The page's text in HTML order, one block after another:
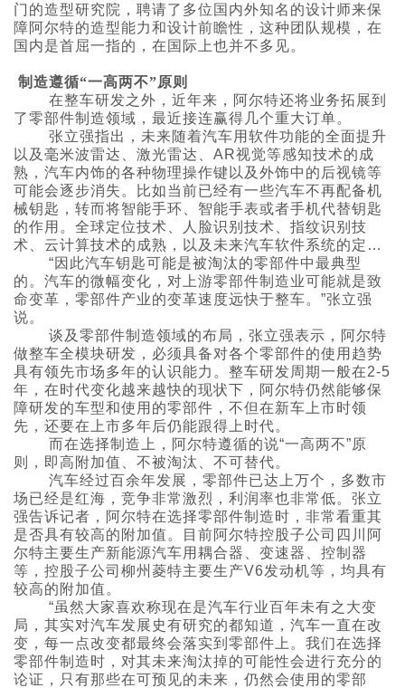
门的造型研究院，聘请了多位国内外知名的设计师来保
障阿尔特的造型能力和设计前瞻性，这种团队规模，在
国内是首屈一指的，在国际上也并不多见。
制造遵循“一高两不”原则
在整车研发之外，近年来，阿尔特还将业务拓展到
了零部件制造领域，最近接连赢得几个重大订单。
张立强指出，未来随着汽车用软件功能的全面提升
以及毫米波雷达、激光雷达、AR视觉等感知技术的成
熟，汽车内饰的各种物理操作键以及外饰中的后视镜等
可能会逐步消失。比如当前已经有一些汽车不再配备机
械钥匙，转而将智能手环、智能手表或者手机代替钥匙
的作用。全球定位技术、人脸识别技术、指纹识别技
术、云计算技术的成熟，以及未来汽车软件系统的定制
化配置，将使汽车防盗系统更为牢固。
“因此汽车钥匙可能是被淘汰的零部件中最典型
的。汽车的微幅变化，对上游零部件制造业可能就是致
命变革，零部件产业的变革速度远快于整车。”张立强
说。
谈及零部件制造领域的布局，张立强表示，阿尔特
做整车全模块研发，必须具备对各个零部件的使用趋势
具有领先市场多年的认识能力。整车研发周期一般在2-5
年，在时代变化越来越快的现状下，阿尔特仍然能够保
障研发的车型和使用的零部件，不但在新车上市时领
先，还要在上市多年后仍能跟得上时代。
而在选择制造上，阿尔特遵循的说“一高两不”原
则，即高附加值、不被淘汰、不可替代。
汽车经过百余年发展，零部件已达上万个，多数市
场已经是红海，竞争非常激烈，利润率也非常低。张立
强告诉记者，阿尔特在选择零部件制造时，非常看重其
是否具有较高的附加值。目前阿尔特控股子公司四川阿
尔特主要生产新能源汽车用耦合器、变速器、控制器
等，控股子公司柳州菱特主要生产V6发动机等，均具有
较高的附加值。
“虽然大家喜欢称现在是汽车行业百年未有之大变
局，其实对汽车发展史有研究的都知道，汽车一直在改
变，每一点改变都最终会落实到零部件上。我们在选择
零部件制造时，对其未来淘汰掉的可能性会进行充分的
论证，只有那些在可预见的未来，仍然会使用的零部